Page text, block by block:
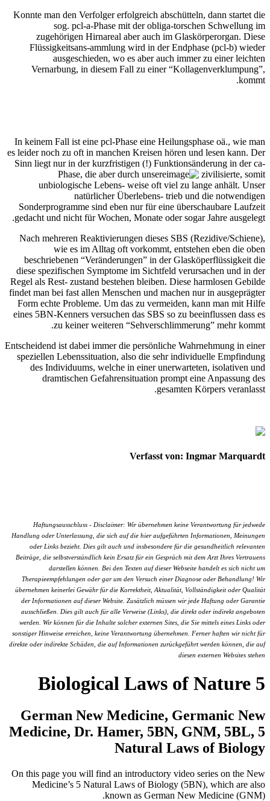
Konnte man den Verfolger erfolgreich abschütteln, dann startet die
sog. pcl-a-Phase mit der obliga-torschen Schwellung im
zugehörigen Hirnareal aber auch im Glaskörperorgan. Diese
Flüssigkeitsans-ammlung wird in der Endphase (pcl-b) wieder
ausgeschieden, wo es aber auch immer zu einer leichten
Vernarbung, in diesem Fall zu einer “Kollagenverklumpung”,
kommt.
In keinem Fall ist eine pcl-Phase eine Heilungsphase oä., wie man
es leider noch zu oft in manchen Kreisen hören und lesen kann. Der
Sinn liegt nur in der kurzfristigen (!) Funktionsänderung in der ca-
Phase, die aber durch unsere
zivilisierte, somit
unbiologische Lebens- weise oft viel zu lange anhält. Unser
natürlicher Überlebens- trieb und die notwendigen
Sonderprogramme sind eben nur für eine überschaubare Laufzeit
gedacht und nicht für Wochen, Monate oder sogar Jahre ausgelegt.
Nach mehreren Reaktivierungen dieses SBS (Rezidive/Schiene),
wie es im Alltag oft vorkommt, entstehen eben die oben
beschriebenen “Veränderungen” in der Glasköperflüssigkeit die
diese spezifischen Symptome im Sichtfeld verursachen und in der
Regel als Rest- zustand bestehen bleiben. Diese harmlosen Gebilde
findet man bei fast allen Menschen und machen nur in ausgeprägter
Form echte Probleme. Um das zu vermeiden, kann man mit Hilfe
eines 5BN-Kenners versuchen das SBS so zu beeinflussen dass es
zu keiner weiteren “Sehverschlimmerung” mehr kommt.
Entscheidend ist dabei immer die persönliche Wahrnehmung in einer
speziellen Lebenssituation, also die sehr individuelle Empfindung
des Individuums, welche in einer unerwarteten, isolativen und
dramtischen Gefahrensituation prompt eine Anpassung des
gesamten Körpers veranlasst.
Verfasst von: Ingmar Marquardt
Haftungsausschluss - Disclaimer: Wir übernehmen keine Verantwortung für jedwede
Handlung oder Unterlassung, die sich auf die hier aufgeführten Informationen, Meinungen
oder Links bezieht. Dies gilt auch und insbesondere für die gesundheitlich relevanten
Beiträge, die selbstverständlich kein Ersatz für ein Gespräch mit dem Arzt Ihres Vertrauens
darstellen können. Bei den Texten auf dieser Webseite handelt es sich nicht um
Therapieempfehlungen oder gar um den Versuch einer Diagnose oder Behandlung! Wir
übernehmen keinerlei Gewähr für die Korrektheit, Aktualität, Vollständigkeit oder Qualität
der Informationen auf dieser Website. Zusätzlich müssen wir jede Haftung oder Garantie
ausschließen. Dies gilt auch für alle Verweise (Links), die direkt oder indirekt angeboten
werden. Wir können für die Inhalte solcher externen Sites, die Sie mittels eines Links oder
sonstiger Hinweise erreichen, keine Verantwortung übernehmen. Ferner haften wir nicht für
direkte oder indirekte Schäden, die auf Informationen zurückgeführt werden können, die auf
diesen externen Websites stehen
5 Biological Laws of Nature
German New Medicine, Germanic New
Medicine, Dr. Hamer, 5BN, GNM, 5BL, 5
Natural Laws of Biology
On this page you will find an introductory video series on the New
Medicine’s 5 Natural Laws of Biology (5BN), which are also
known as German New Medicine (GNM).